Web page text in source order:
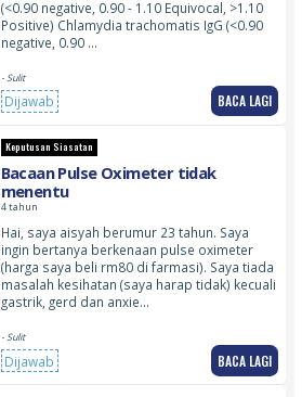
(<0.90 negative, 0.90 - 1.10 Equivocal, >1.10
Positive) Chlamydia trachomatis IgG (<0.90
negative, 0.90 …
- Sulit
Dijawab BACA LAGI
Keputusan Siasatan
Bacaan Pulse Oximeter tidak
menentu
4 tahun
Hai, saya aisyah berumur 23 tahun. Saya
ingin bertanya berkenaan pulse oximeter
(harga saya beli rm80 di farmasi). Saya tiada
masalah kesihatan (saya harap tidak) kecuali
gastrik, gerd dan anxie…
- Sulit
Dijawab BACA LAGI